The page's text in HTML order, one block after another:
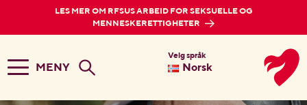
LES MER OM RFSUS ARBEID FOR SEKSUELLE OG
MENNESKERETTIGHETER
MENY
Velg språk
Norsk